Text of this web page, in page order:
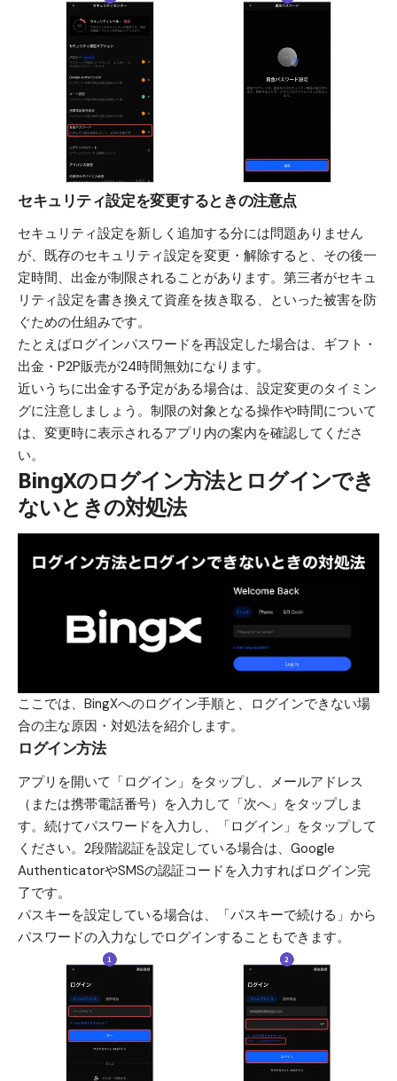
セキュリティ設定を変更するときの注意点
セキュリティ設定を新しく追加する分には問題ありません
が、既存のセキュリティ設定を変更・解除すると、その後一
定時間、出金が制限されることがあります。第三者がセキュ
リティ設定を書き換えて資産を抜き取る、といった被害を防
ぐための仕組みです。
たとえばログインパスワードを再設定した場合は、ギフト・
出金・P2P販売が24時間無効になります。
近いうちに出金する予定がある場合は、設定変更のタイミン
グに注意しましょう。制限の対象となる操作や時間について
は、変更時に表示されるアプリ内の案内を確認してくださ
い。
BingXのログイン方法とログインでき
ないときの対処法
ここでは、BingXへのログイン手順と、ログインできない場
合の主な原因・対処法を紹介します。
ログイン方法
アプリを開いて「ログイン」をタップし、メールアドレス
（または携帯電話番号）を入力して「次へ」をタップしま
す。続けてパスワードを入力し、「ログイン」をタップして
ください。2段階認証を設定している場合は、Google
AuthenticatorやSMSの認証コードを入力すればログイン完
了です。
パスキーを設定している場合は、「パスキーで続ける」から
パスワードの入力なしでログインすることもできます。